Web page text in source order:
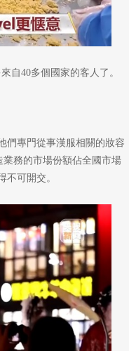
自40多個國家的客人了。
們專門從事漢服相關的妝容
務的市場份額佔全國市場
不可開交。